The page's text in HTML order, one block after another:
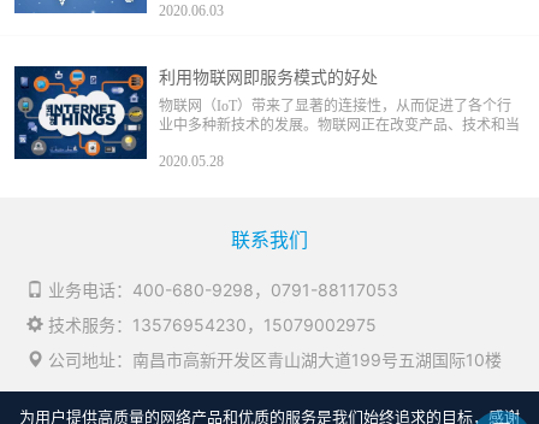
物联网网关还需要具备设备管理功能，运营商通过物联网
2020.06.03
利用物联网即服务模式的好处
物联网（IoT）带来了显著的连接性，从而促进了各个行
业中多种新技术的发展。物联网正在改变产品、技术和当
够以可扩展的方式设计商业模式，这就产生了物联网即服
2020.05.28
联系我们
业务电话： 400-680-9298， 0791-88117053
技术服务： 13576954230， 15079002975
公司地址：南昌市高新开发区青山湖大道199号五湖国际10楼
为用户提供高质量的网络产品和优质的服务是我们始终追求的目标，感谢